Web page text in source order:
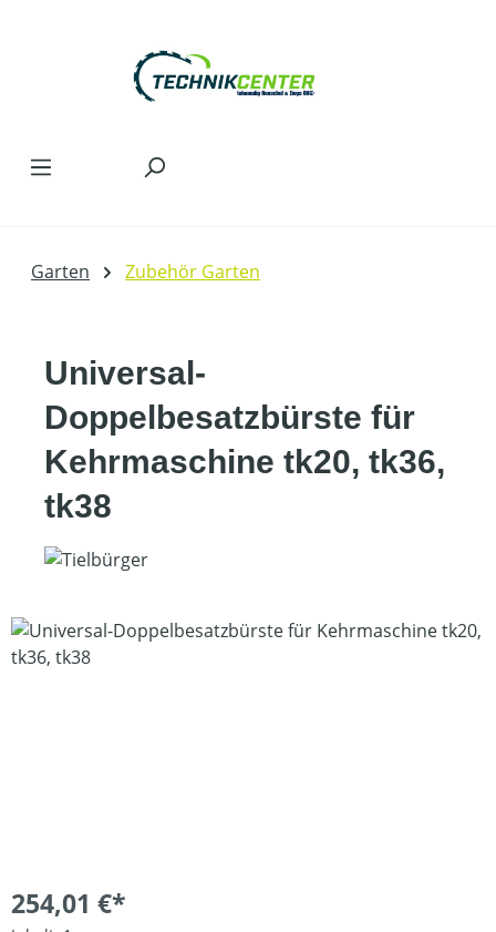
Garten Zubehör Garten
Universal-
Doppelbesatzbürste für
Kehrmaschine tk20, tk36,
tk38
Bildergalerie überspringen
254,01 €*